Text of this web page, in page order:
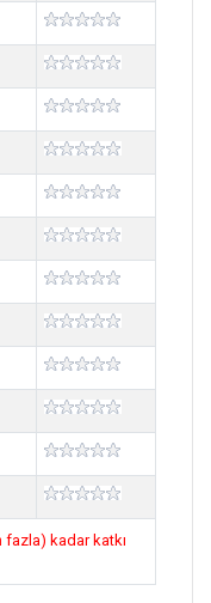
fazla) kadar katkı